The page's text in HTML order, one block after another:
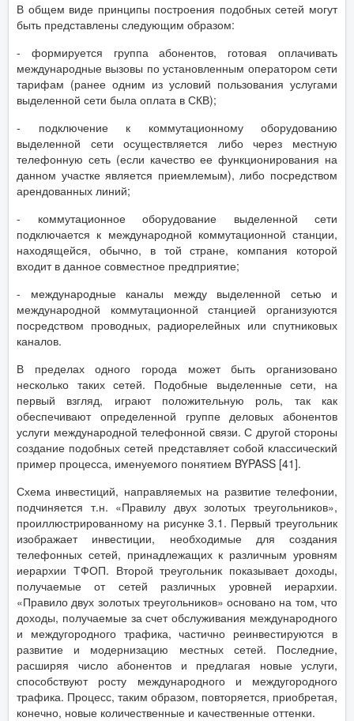
В общем виде принципы построения подобных сетей могут
быть представлены следующим образом:
- формируется группа абонентов, готовая оплачивать
международные вызовы по установленным оператором сети
тарифам (ранее одним из условий пользования услугами
выделенной сети была оплата в СКВ);
- подключение к коммутационному оборудованию
выделенной сети осуществляется либо через местную
телефонную сеть (если качество ее функционирования на
данном участке является приемлемым), либо посредством
арендованных линий;
- коммутационное оборудование выделенной сети
подключается к международной коммутационной станции,
находящейся, обычно, в той стране, компания которой
входит в данное совместное предприятие;
- международные каналы между выделенной сетью и
международной коммутационной станцией организуются
посредством проводных, радиорелейных или спутниковых
каналов.
В пределах одного города может быть организовано
несколько таких сетей. Подобные выделенные сети, на
первый взгляд, играют положительную роль, так как
обеспечивают определенной группе деловых абонентов
услуги международной телефонной связи. С другой стороны
создание подобных сетей представляет собой классический
пример процесса, именуемого понятием BYPASS [41].
Схема инвестиций, направляемых на развитие телефонии,
подчиняется т.н. «Правилу двух золотых треугольников»,
проиллюстрированному на рисунке 3.1. Первый треугольник
изображает инвестиции, необходимые для создания
телефонных сетей, принадлежащих к различным уровням
иерархии ТФОП. Второй треугольник показывает доходы,
получаемые от сетей различных уровней иерархии.
«Правило двух золотых треугольников» основано на том, что
доходы, получаемые за счет обслуживания международного
и междугородного трафика, частично реинвестируются в
развитие и модернизацию местных сетей. Последние,
расширяя число абонентов и предлагая новые услуги,
способствуют росту международного и междугородного
трафика. Процесс, таким образом, повторяется, приобретая,
конечно, новые количественные и качественные оттенки.